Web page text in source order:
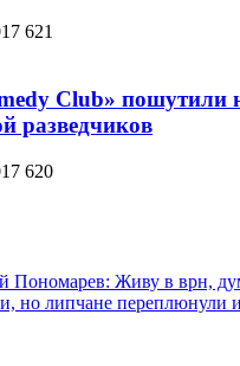
621
Club» пошутили
разведчиков
620
Пономарев: Живу в врн,
но липчане переплюнули